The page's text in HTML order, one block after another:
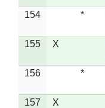
154 *
155 X
156 *
157 X